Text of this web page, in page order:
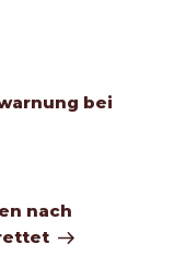
bei
nach